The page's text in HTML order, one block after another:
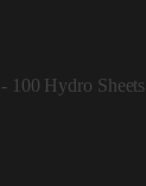
- 100 Hydro Sheets